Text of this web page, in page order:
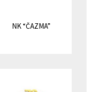
NK “ČAZMA”